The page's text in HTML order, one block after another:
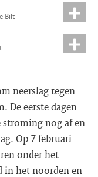
Bilt
neerslag tegen
De eerste dagen
stroming nog af en
Op 7 februari
onder het
in het noorden en